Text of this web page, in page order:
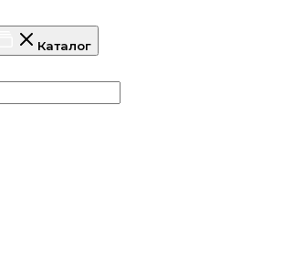
Каталог